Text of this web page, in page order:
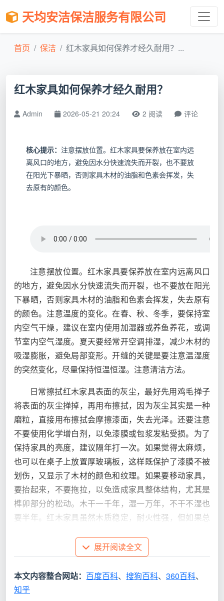
天均安洁保洁服务有限公司
首页 保洁 红木家具如何保养才经久耐用？...
红木家具如何保养才经久耐用？
Admin 2026-05-21 20:24 2 阅读 评论
核心提示： 注意摆放位置。红木家具要保养放在室内远
离风口的地方，避免因水分快速流失而开裂，也不要放
在阳光下暴晒，否则家具木材的油脂和色素会挥发，失
去原有的颜色。
注意摆放位置。红木家具要保养放在室内远离风口
的地方，避免因水分快速流失而开裂，也不要放在阳光
下暴晒，否则家具木材的油脂和色素会挥发，失去原有
的颜色。注意温度的变化。在春、秋、冬季，要保持室
内空气干燥，建议在室内使用加湿器或养鱼养花，或调
节室内空气湿度。夏天要经常开空调排湿，减少木材的
吸湿膨胀，避免局部变形。开缝的关键是要注意温湿度
的突然变化，尽量保持恒温恒湿。注意清洁方法。
日常擦拭红木家具表面的灰尘，最好先用鸡毛掸子
将表面的灰尘掸掉，再用布擦拭，因为灰尘其实是一种
磨粒，直接用布擦拭会摩擦漆面，失去光泽。还要注意
不要使用化学增白剂，以免漆膜或包浆发粘受损。为了
保持家具的亮度，建议隔年打一次。如果觉得太麻烦，
也可以在桌子上放置厚玻璃板，这样既保护了漆膜不被
划伤，又显示了木材的颜色和纹理。如果要移动家具，
要抬起来，不要拖拉，以免造成家具整体结构，尤其是
榫卯部分的松动。木干一千年，湿一万年，不干不湿也
要半年。红木家具虽然木质稳定，耐火性强，但如果总
即使是耐腐蚀性强、硬度大的紫檀木，也不会被破
具遇水，不要让风吹，也不要加热。一定要阴干，然后
用钢丝绒擦拭水印，再打蜡恢复光泽！
展开阅读全文
本文内容整合网站： 百度百科、 搜狗百科、 360百科、
知乎